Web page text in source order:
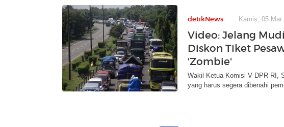
detikNews Kamis, 05
Video: Jelang
Diskon Tiket
'Zombie'
Wakil Ketua Komisi V DPR RI,
yang harus segera dibenahi